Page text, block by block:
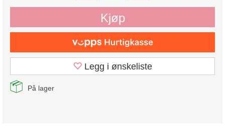
Kjøp
Legg i ønskeliste
På lager